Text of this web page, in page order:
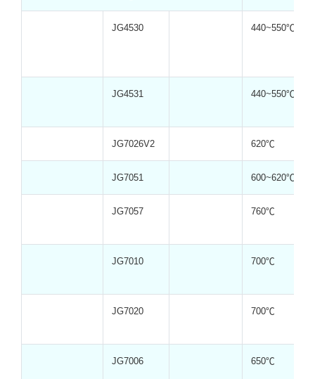
JG4530 440~550℃
JG4531 440~550℃
JG7026V2 620℃
JG7051 600~620℃
JG7057 760℃
JG7010 700℃
JG7020 700℃
JG7006 650℃